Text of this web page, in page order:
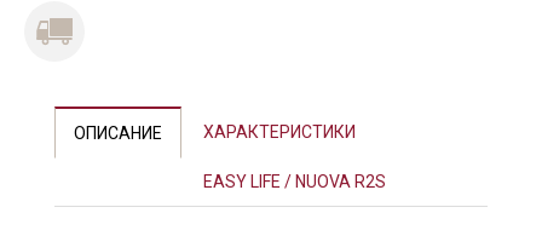
ОПИСАНИЕ ХАРАКТЕРИСТИКИ
EASY LIFE / NUOVA R2S